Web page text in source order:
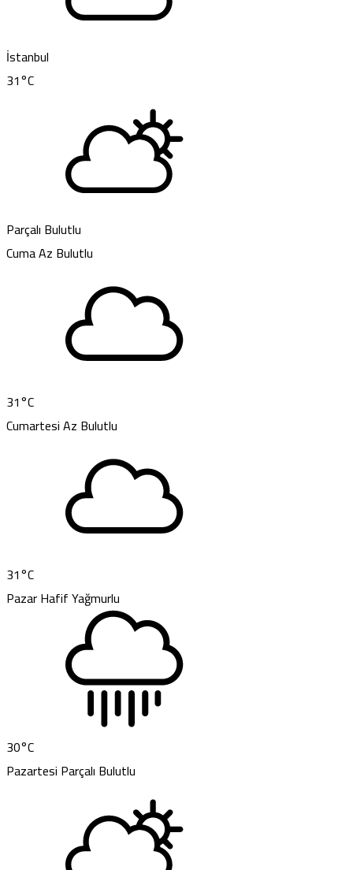
İstanbul
31°C
Parçalı Bulutlu
CumaAz Bulutlu
31°C
CumartesiAz Bulutlu
31°C
PazarHafif Yağmurlu
30°C
Pazartesi Parçalı Bulutlu